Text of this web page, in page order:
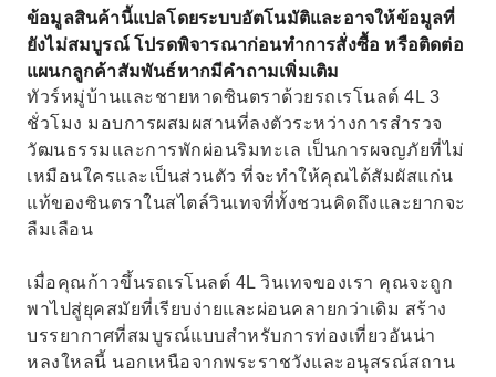
ข้อมูลสินค้านี้แปลโดยระบบอัตโนมัติและอาจให้ข้อมูลที่
ยังไม่สมบูรณ์ โปรดพิจารณาก่อนทำการสั่งซื้อ หรือติดต่อ
แผนกลูกค้าสัมพันธ์หากมีคำถามเพิ่มเติม
ทัวร์หมู่บ้านและชายหาดซินตราด้วยรถเรโนลต์ 4L 3
ชั่วโมง มอบการผสมผสานที่ลงตัวระหว่างการสำรวจ
วัฒนธรรมและการพักผ่อนริมทะเล เป็นการผจญภัยที่ไม่
เหมือนใครและเป็นส่วนตัว ที่จะทำให้คุณได้สัมผัสแก่น
แท้ของซินตราในสไตล์วินเทจที่ทั้งชวนคิดถึงและยากจะ
ลืมเลือน
เมื่อคุณก้าวขึ้นรถเรโนลต์ 4L วินเทจของเรา คุณจะถูก
พาไปสู่ยุคสมัยที่เรียบง่ายและผ่อนคลายกว่าเดิม สร้าง
บรรยากาศที่สมบูรณ์แบบสำหรับการท่องเที่ยวอันน่า
หลงใหลนี้ นอกเหนือจากพระราชวังและอนุสรณ์สถาน